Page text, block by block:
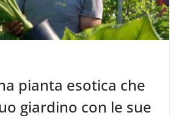
pianta esotica che
giardino con le sue